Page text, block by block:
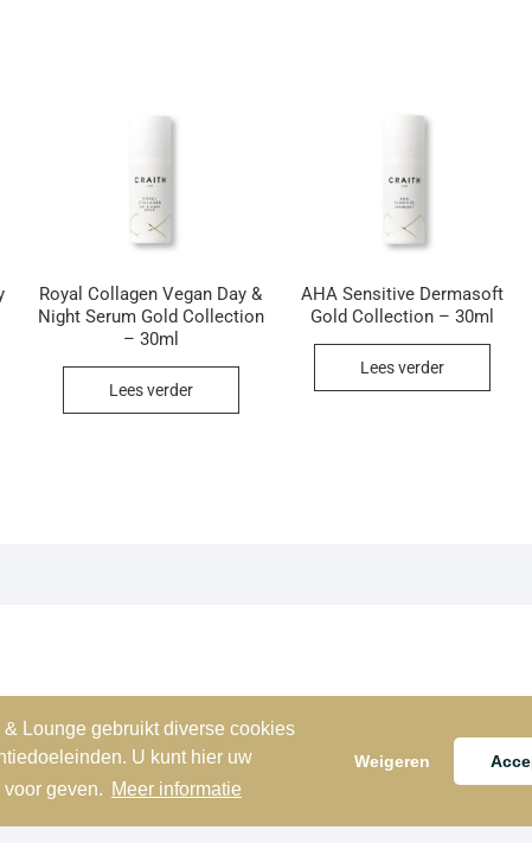
& Lounge gebruikt diverse cookies
U kunt hier uw
geven. Meer informatie
Weigeren
Royal Collagen Vegan Day &
Night Serum Gold Collection
– 30ml
Lees verder
AHA Sensitive Dermasoft
Gold Collection – 30ml
Lees verder